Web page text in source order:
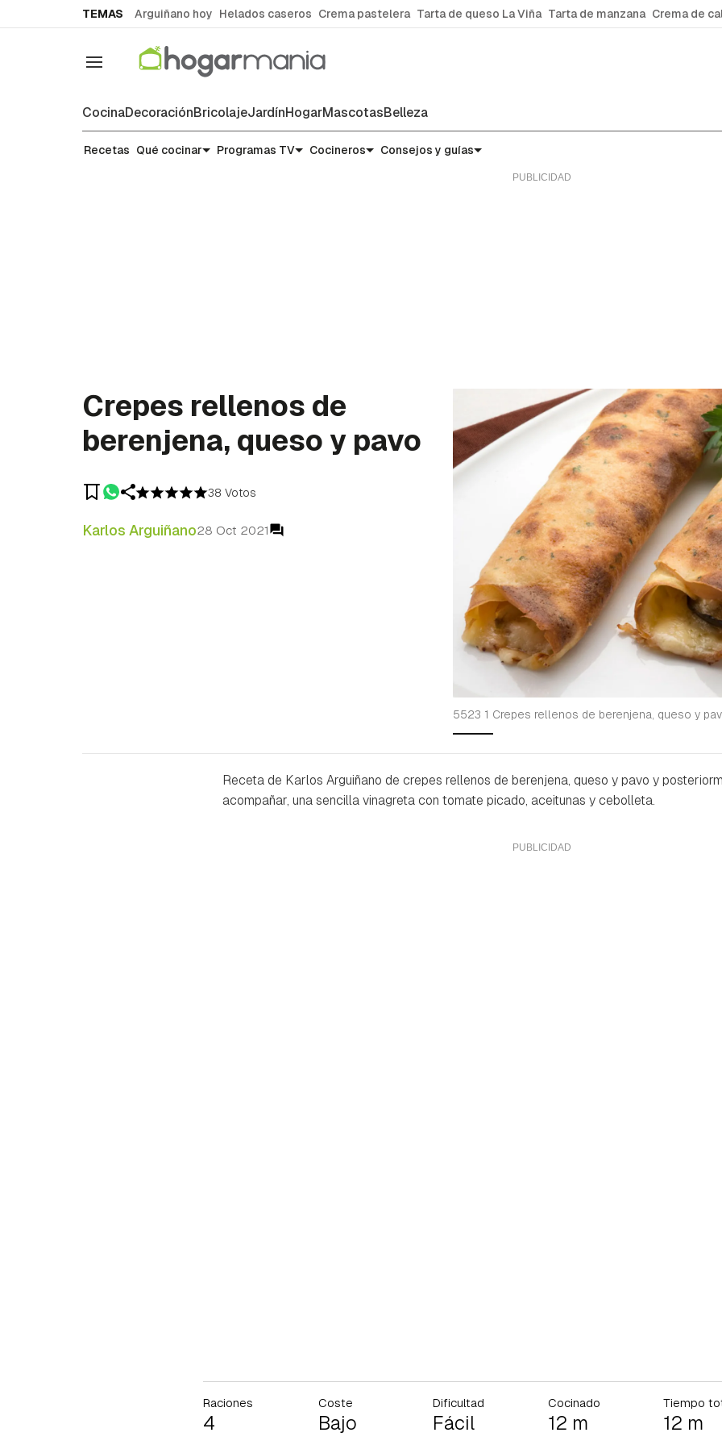
TEMAS Arguiñano hoy Helados caseros Crema pastelera Tarta de queso La Viña Tarta de manzana Crema de
Navegación
CocinaDecoraciónBricolajeJardínHogarMascotasBelleza
Recetas
Recetas Qué cocinar Programas TV Cocineros Consejos y guías
Crepes rellenos de
berenjena, queso y pavo
38 Votos
Karlos Arguiñano28 Oct 2021
5523 1 Crepes rellenos de berenjena, queso y
Receta de Karlos Arguiñano de crepes rellenos de berenjena, queso y pavo y
acompañar, una sencilla vinagreta con tomate picado, aceitunas y cebolleta.
Raciones
4
Coste
Bajo
Dificultad
Fácil
Cocinado
12 m
Tiempo
12 m